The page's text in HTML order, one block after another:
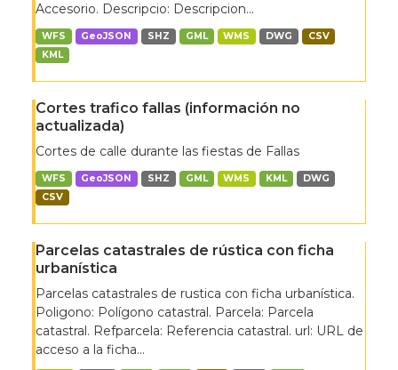
Accesorio. Descripcio: Descripcion...
WFS GeoJSON SHZ GML WMS DWG
CSV
KML
Cortes trafico fallas (información no
actualizada)
Cortes de calle durante las fiestas de Fallas
WFS GeoJSON SHZ GML WMS KML
DWG
CSV
Parcelas catastrales de rústica con ficha
urbanística
Parcelas catastrales de rustica con ficha urbanística.
Poligono: Polígono catastral. Parcela: Parcela
catastral. Refparcela: Referencia catastral. url: URL de
acceso a la ficha...